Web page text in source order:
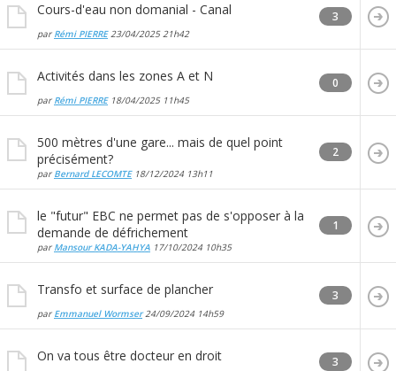
Cours-d'eau non domanial - Canal
par Rémi PIERRE23/04/202521h42
3
Activités dans les zones A et N
par Rémi PIERRE18/04/2025 11h45
0
500 mètres d'une gare... mais de quel point
précisément?
par Bernard LECOMTE18/12/2024 13h11
2
le "futur" EBC ne permet pas de s'opposer à la
demande de défrichement
par Mansour KADA-YAHYA 17/10/2024 10h35
1
Transfo et surface de plancher
par Emmanuel Wormser24/09/2024 14h59
3
On va tous être docteur en droit 3